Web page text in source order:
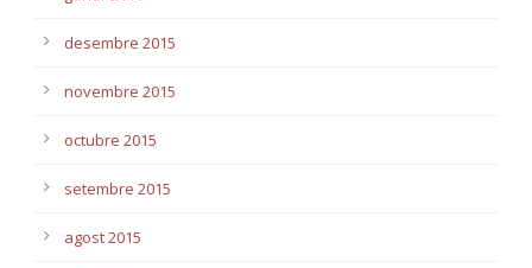
desembre 2015
novembre 2015
octubre 2015
setembre 2015
agost 2015